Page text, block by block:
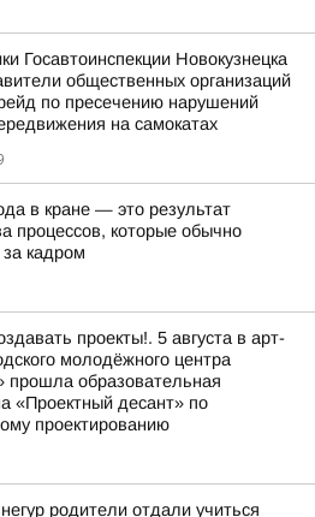
Госавтоинспекции Новокузнецка
общественных организаций
по пресечению нарушений
на самокатах
в кране — это результат
процессов, которые обычно
кадром
проекты!. 5 августа в арт-
молодёжного центра
прошла образовательная
«Проектный десант» по
проектированию
родители отдали учиться